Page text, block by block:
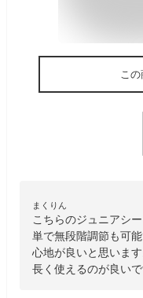
こ
まくりん
こちらのジュニアシ
単で無段階調節も可
心地が良いと思いま
長く使えるのが良いで